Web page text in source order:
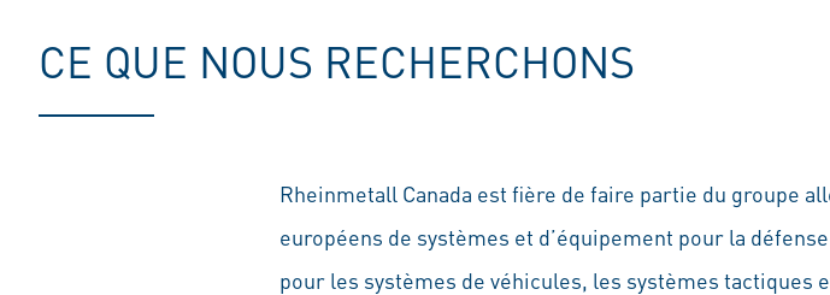
CE QUE NOUS RECHERCHONS
Rheinmetall Canada est fière de faire partie du groupe
européens de systèmes et d’équipement pour la
pour les systèmes de véhicules, les systèmes tactiques